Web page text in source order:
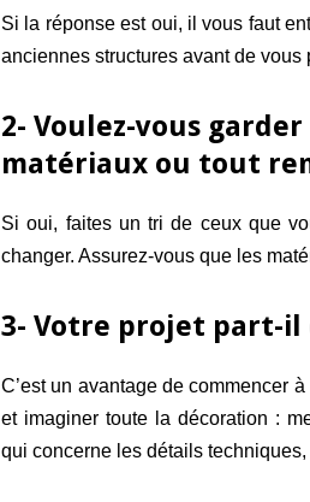
Si la réponse est oui, il vous faut
anciennes structures avant de vous
2- Voulez-vous
matériaux ou tout
Si oui, faites un tri de ceux que
changer. Assurez-vous que les
3- Votre projet part-il
C’est un avantage de commencer
et imaginer toute la décoration :
qui concerne les détails